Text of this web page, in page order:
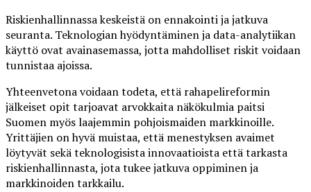
Riskienhallinnassa keskeistä on ennakointi ja jatkuva
seuranta. Teknologian hyödyntäminen ja data-analytiikan
käyttö ovat avainasemassa, jotta mahdolliset riskit voidaan
tunnistaa ajoissa.
Yhteenvetona voidaan todeta, että rahapelireformin
jälkeiset opit tarjoavat arvokkaita näkökulmia paitsi
Suomen myös laajemmin pohjoismaiden markkinoille.
Yrittäjien on hyvä muistaa, että menestyksen avaimet
löytyvät sekä teknologisista innovaatioista että tarkasta
riskienhallinnasta, jota tukee jatkuva oppiminen ja
markkinoiden tarkkailu.